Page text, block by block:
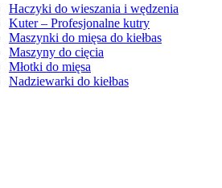
Haczyki do wieszania i wędzenia
Kuter – Profesjonalne kutry
Maszynki do mięsa do kiełbas
Maszyny do cięcia
Młotki do mięsa
Nadziewarki do kiełbas